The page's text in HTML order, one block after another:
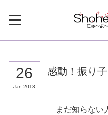
26
Jan 2013
感動！振り子
まだ知らない